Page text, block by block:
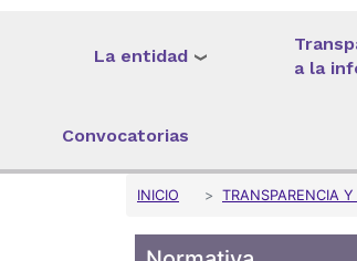
La entidad
a la
Convocatorias
Sobrescribir
INICIO TRANSPARENCIA